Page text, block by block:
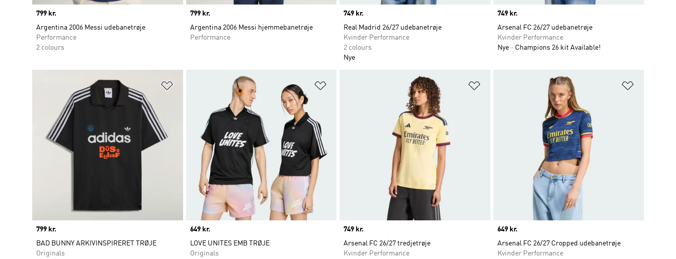
Price
799 kr.
Argentina 2006 Messi udebanetrøje
Performance
2 colours
Price
799 kr.
Argentina 2006 Messi hjemmebanetrøje
Performance
Price
749 kr.
Real Madrid 26/27 udebanetrøje
Kvinder Performance
2 colours
Nye
Price
749 kr.
Arsenal FC 26/27 udebanetrøje
Kvinder Performance
Nye
Champions 26 kit Available!
Price
799 kr.
BAD BUNNY ARKIVINSPIRERET TRØJE
Originals
Price
649 kr.
LOVE UNITES EMB TRØJE
Originals
Price
749 kr.
Arsenal FC 26/27 tredjetrøje
Kvinder Performance
Price
649 kr.
Arsenal FC 26/27 Cropped udebanetrøje
Kvinder Performance